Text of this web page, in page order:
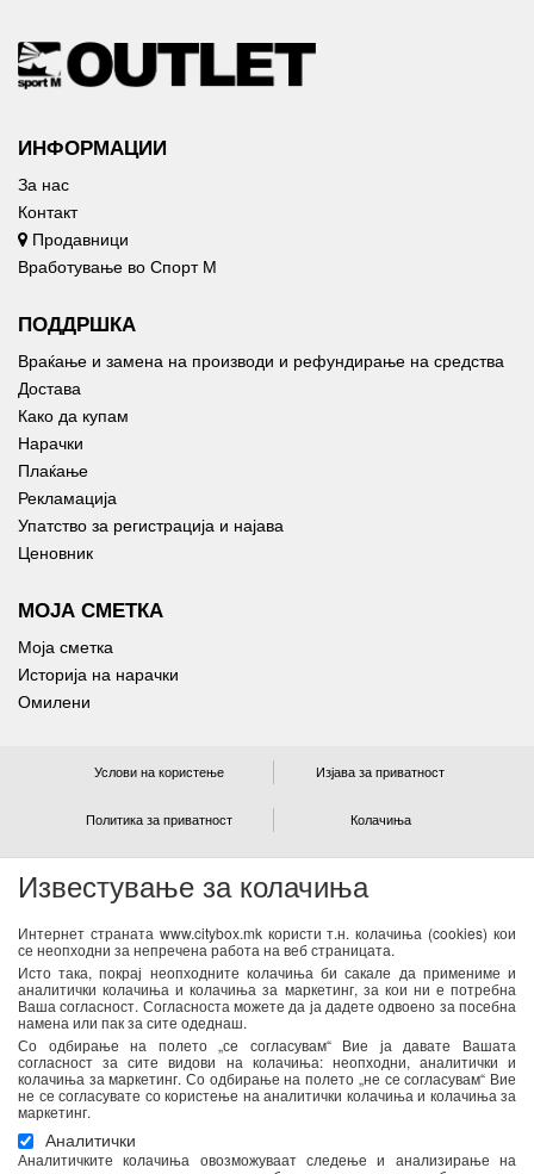
Известување за колачиња
Интернет страната www.citybox.mk користи т.н. колачиња (cookies) кои
се неопходни за непречена работа на веб страницата.
Исто така, покрај неопходните колачиња би сакале да примениме и
аналитички колачиња и колачиња за маркетинг, за кои ни е потребна
Ваша согласност. Согласноста можете да ја дадете одвоено за посебна
намена или пак за сите одеднаш.
Со одбирање на полето „се согласувам“ Вие ја давате Вашата
согласност за сите видови на колачиња: неопходни, аналитички и
колачиња за маркетинг. Со одбирање на полето „не се согласувам“ Вие
не се согласувате со користење на аналитички колачиња и колачиња за
маркетинг.
Аналитички
Аналитичките колачиња овозможуваат следење и анализирање на
ИНФОРМАЦИИ
За нас
Контакт
Продавници
Вработување во Спорт М
ПОДДРШКА
Враќање и замена на производи и рефундирање на средства
Достава
Како да купам
Нарачки
Плаќање
Рекламација
Упатство за регистрација и најава
Ценовник
МОЈА СМЕТКА
Моја сметка
Историја на нарачки
Омилени
Услови на користење Изјава за приватност
Политика за приватност Колачиња
NEWSLETTER
Се согласувам дека Спорт М ги користи моите лични
податоци од оваа форма за директен маркетинг
(информирање за новости и специјални понуди) преку е-
пошта. Податоците ќе бидат обработени во согласност со
важечките закони со кои се регулира заштитата на личните
податоци. Можете да ја повлечете Вашата согласност во
секое време. Повеќе информации се достапнитука